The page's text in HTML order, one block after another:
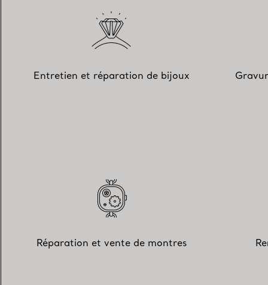
Entretien et réparation de bijoux
Réparation et vente de montres